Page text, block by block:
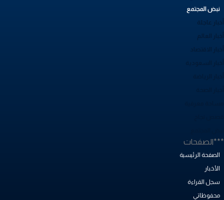
نبض المجتمع
عاجلة
العالم
الاقتصاد
الصفحة الرئيسية
الأخبار
سجل القراءة
محفوظاتي